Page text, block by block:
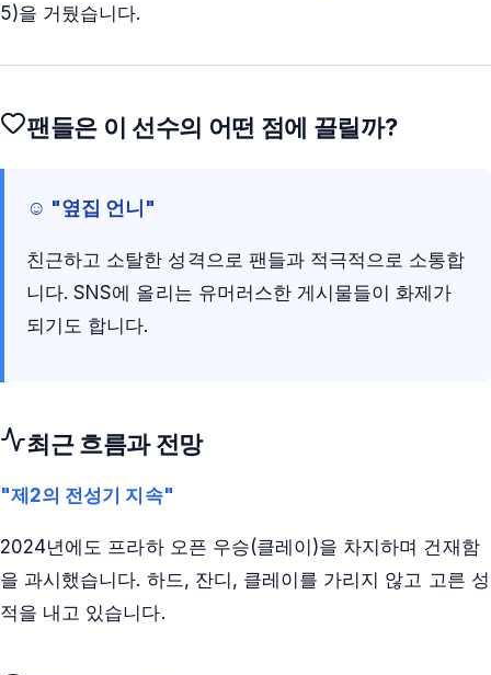
5)을 거뒀습니다.
팬들은 이 선수의 어떤 점에 끌릴까?
☺️ "옆집 언니"
친근하고 소탈한 성격으로 팬들과 적극적으로 소통합
니다. SNS에 올리는 유머러스한 게시물들이 화제가
되기도 합니다.
최근 흐름과 전망
"제2의 전성기 지속"
2024년에도 프라하 오픈 우승(클레이)을 차지하며 건재함
을 과시했습니다. 하드, 잔디, 클레이를 가리지 않고 고른 성
적을 내고 있습니다.